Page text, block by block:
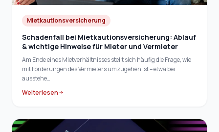
Mietkautionsversicherung
Schadenfall bei Mietkautionsversicherung: Ablauf
& wichtige Hinweise für Mieter und Vermieter
Am Ende eines Mietverhältnisses stellt sich häufig die Frage, wie
mit Forderungen des Vermieters umzugehen ist – etwa bei
ausstehe…
Weiterlesen